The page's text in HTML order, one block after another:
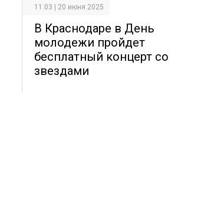
11:03 | 20 июня 2025
В Краснодаре в День
молодежи пройдет
бесплатный концерт со
звездами